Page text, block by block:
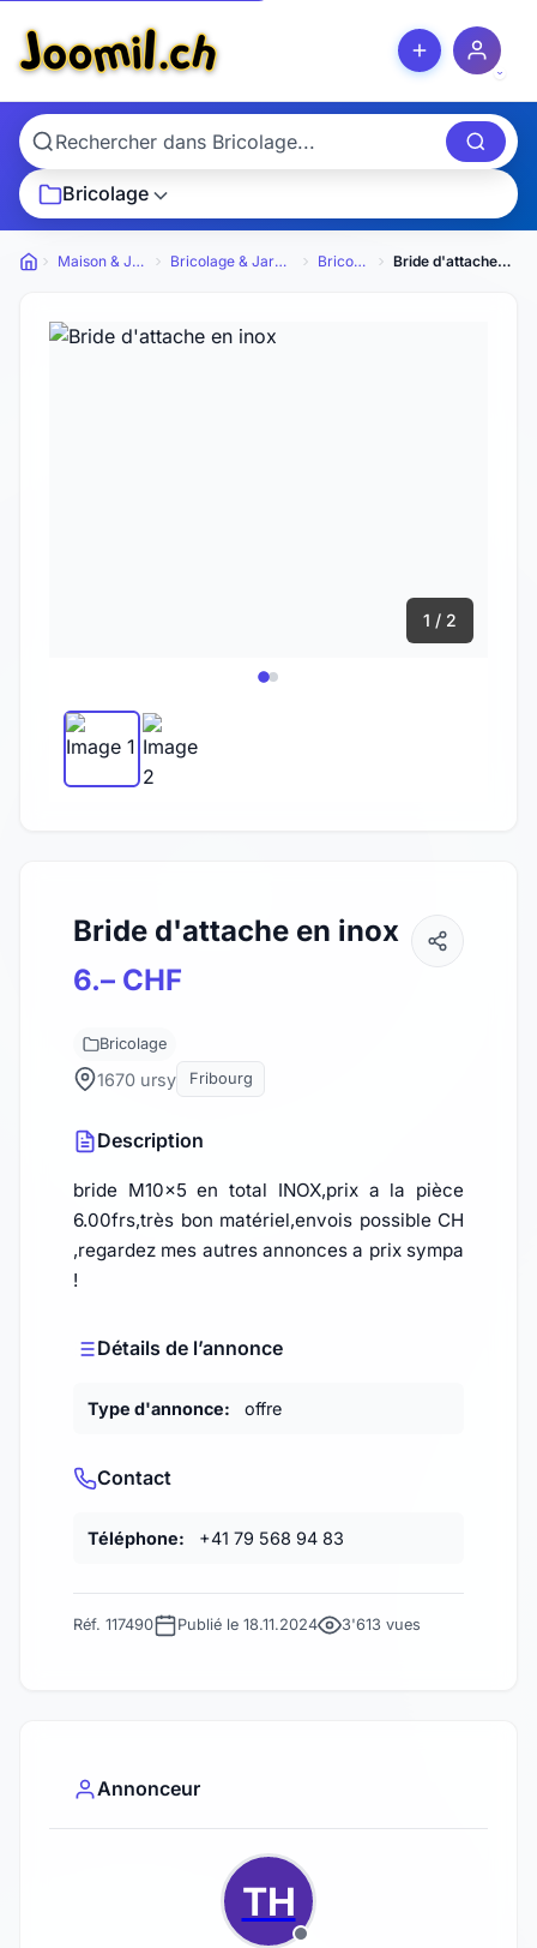
Bricolage
Petites annonces
Maison & Jardin Bricolage & Jardinage Bricolage Bride d'attache en inox
1 / 2
Bride d'attache en inox
6.– CHF
Bricolage
1670 ursy Fribourg
Description
bride M10x5 en total INOX,prix a la pièce
6.00frs,très bon matériel,envois possible CH
,regardez mes autres annonces a prix sympa
!
Détails de l’annonce
Type d'annonce: offre
Contact
Téléphone: +41 79 568 94 83
Réf. 117490 Publié le 18.11.2024 3'613 vues
Annonceur
TH